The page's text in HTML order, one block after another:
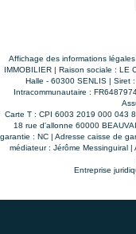
maison
Affichage des informations
IMMOBILIER | Raison sociale : LE
Halle - 60300 SENLIS | Siret
Intracommunautaire :
Carte T : CPI 6003 2019 000 043
18 rue d'allonne 60000
garantie : NC | Adresse caisse de
médiateur : Jérôme Messinguiral
Entreprise